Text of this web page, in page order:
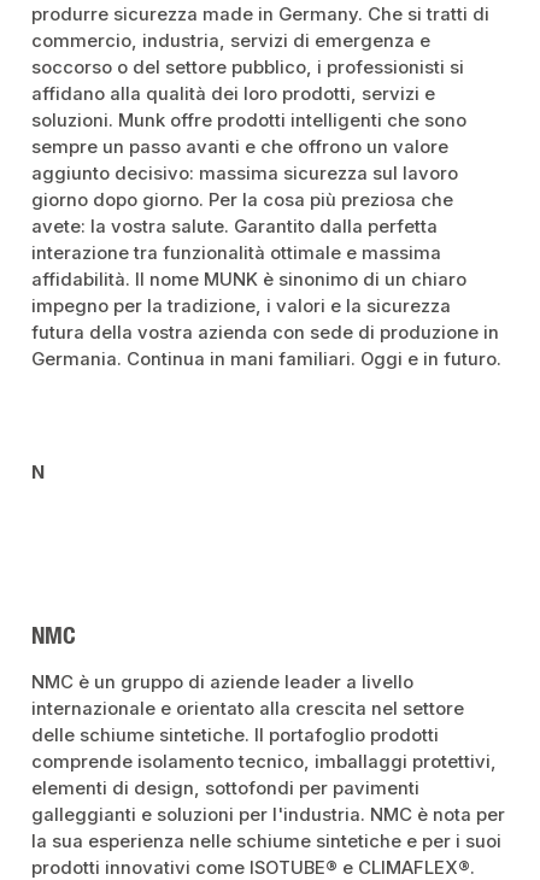
produrre sicurezza made in Germany. Che si tratti di
commercio, industria, servizi di emergenza e
soccorso o del settore pubblico, i professionisti si
affidano alla qualità dei loro prodotti, servizi e
soluzioni. Munk offre prodotti intelligenti che sono
sempre un passo avanti e che offrono un valore
aggiunto decisivo: massima sicurezza sul lavoro
giorno dopo giorno. Per la cosa più preziosa che
avete: la vostra salute. Garantito dalla perfetta
interazione tra funzionalità ottimale e massima
affidabilità. Il nome MUNK è sinonimo di un chiaro
impegno per la tradizione, i valori e la sicurezza
futura della vostra azienda con sede di produzione in
Germania. Continua in mani familiari. Oggi e in futuro.
N
NMC
NMC è un gruppo di aziende leader a livello
internazionale e orientato alla crescita nel settore
delle schiume sintetiche. Il portafoglio prodotti
comprende isolamento tecnico, imballaggi protettivi,
elementi di design, sottofondi per pavimenti
galleggianti e soluzioni per l'industria. NMC è nota per
la sua esperienza nelle schiume sintetiche e per i suoi
prodotti innovativi come ISOTUBE® e CLIMAFLEX®.